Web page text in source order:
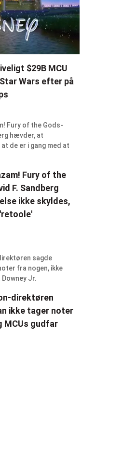
$29B MCU
Wars efter på
Fury of the
F. Sandberg
ikke skyldes,
direktøren
ikke tager noter
MCUs gudfar